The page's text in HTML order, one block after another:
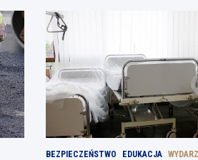
BEZPIECZEŃSTWO EDUKACJA